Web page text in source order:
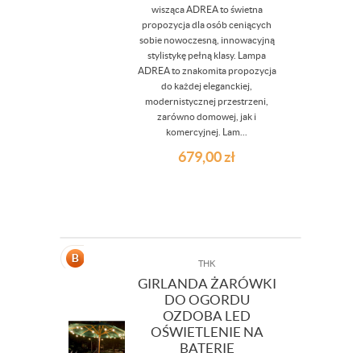
wisząca ADREA to świetna
propozycja dla osób ceniących
sobie nowoczesną, innowacyjną
stylistykę pełną klasy. Lampa
ADREA to znakomita propozycja
do każdej eleganckiej,
modernistycznej przestrzeni,
zarówno domowej, jak i
komercyjnej. Lam...
679,00zł
THK
GIRLANDA ŻARÓWKI
DO OGORDU
OZDOBA LED
OŚWIETLENIE NA
BATERIE